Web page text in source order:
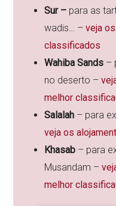
Sur – para as
wadis… –veja
classificados
Wahiba Sands –
no deserto –
melhor
Salalah – para
veja os
Khasab – para
Musandam –
melhor